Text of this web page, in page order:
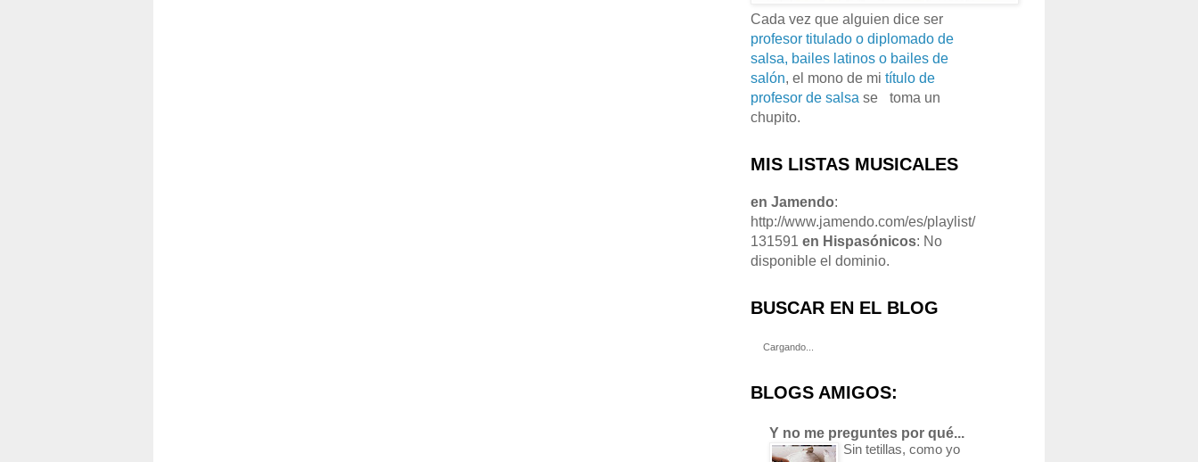
Cada vez que alguien dice ser
profesor titulado o diplomado de
salsa, bailes latinos o bailes de
salón, el mono de mi título de
profesor de salsa se
toma un
chupito.
MIS LISTAS MUSICALES
en Jamendo:
http://www.jamendo.com/es/playlist/
131591 en Hispasónicos: No
disponible el dominio.
BUSCAR EN EL BLOG
Cargando...
BLOGS AMIGOS:
Y no me preguntes por qué...
Sin tetillas, como yo